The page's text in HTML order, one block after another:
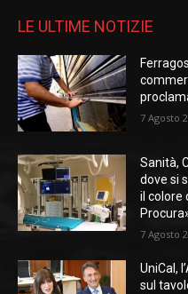
LE ULTIME NOTIZIE
7 Agosto
Sanità,
dove si
il colore
7 Agosto
UniCal,
sul